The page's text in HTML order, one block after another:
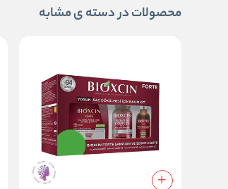
محصولات در دسته ی مشابه